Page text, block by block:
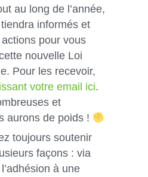
au long de l’année,
informés et
pour vous
nouvelle Loi
Pour les recevoir,
votre email ici.
et
aurons de poids !
toujours soutenir
façons : via
à une